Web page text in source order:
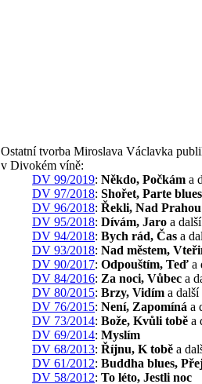
Ostatní tvorba Miroslava Václavka
v Divokém víně:
DV 99/2019: Někdo, Počkám a
DV 97/2018: Shořet, Parte blues
DV 96/2018: Řekli, Nad Prahou
DV 95/2018: Dívám, Jaro a další
DV 94/2018: Bych rád, Čas a
DV 93/2018: Nad městem,
DV 90/2017: Odpouštím, Teď a
DV 84/2016: Za noci, Vůbec a
DV 80/2015: Brzy, Vidím a další
DV 76/2015: Není, Zapomíná a
DV 73/2014: Bože, Kvůli tobě a
DV 69/2014: Myslím
DV 68/2013: Říjnu, K tobě a
DV 61/2012: Buddha blues,
DV 58/2012: To léto, Jestli noc